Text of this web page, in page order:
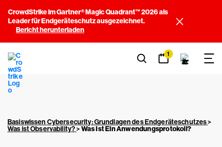
CrowdStrike im Gartner® Magic Quadrant™ 2026 als
Leader für Endgeräteschutz ausgezeichnet.
Bericht herunterladen
1
Basiswissen Cybersecurity: Grundlagen des Endgeräteschutzes>
Was ist Observability?>Was Ist Ein Anwendungsprotokoll?